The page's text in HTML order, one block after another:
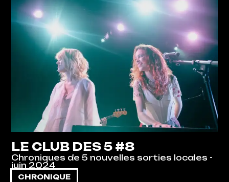
LE CLUB DES 5 #8
Chroniques de 5 nouvelles sorties locales -
juin 2024
CHRONIQUE